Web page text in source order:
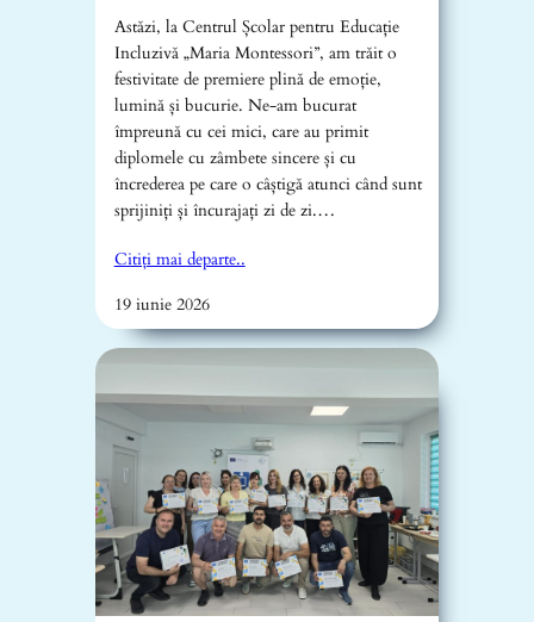
Astăzi, la Centrul Școlar pentru Educație
Incluzivă „Maria Montessori”, am trăit o
festivitate de premiere plină de emoție,
lumină și bucurie. Ne-am bucurat
împreună cu cei mici, care au primit
diplomele cu zâmbete sincere și cu
încrederea pe care o câștigă atunci când sunt
sprijiniți și încurajați zi de zi.…
Citiți mai departe..
19 iunie 2026